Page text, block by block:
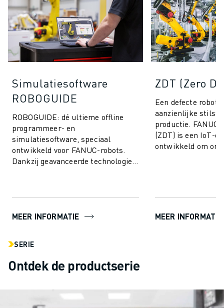
Simulatiesoftware
ROBOGUIDE
ROBOGUIDE: dé ultieme offline
programmeer- en
simulatiesoftware, speciaal
ontwikkeld voor FANUC-robots.
Dankzij geavanceerde technologie
MEER INFORMATIE
ZDT (Zero
Een defecte robot
aanzienlijke
productie. FANUC
(ZDT) is een IoT-
ontwikkeld om
MEER INFORMATIE
SERIE
Ontdek de productserie